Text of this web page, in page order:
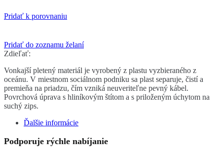
Pridať k porovnaniu
Pridať do zoznamu želaní
Zdieľať:
Vonkajší pletený materiál je vyrobený z plastu vyzbieraného z
oceánu. V miestnom sociálnom podniku sa plast separuje, čistí a
premieňa na priadzu, čím vzniká neuveriteľne pevný kábel.
Povrchová úprava s hliníkovým štítom a s priloženým úchytom na
suchý zips.
Ďalšie informácie
Podporuje rýchle nabíjanie